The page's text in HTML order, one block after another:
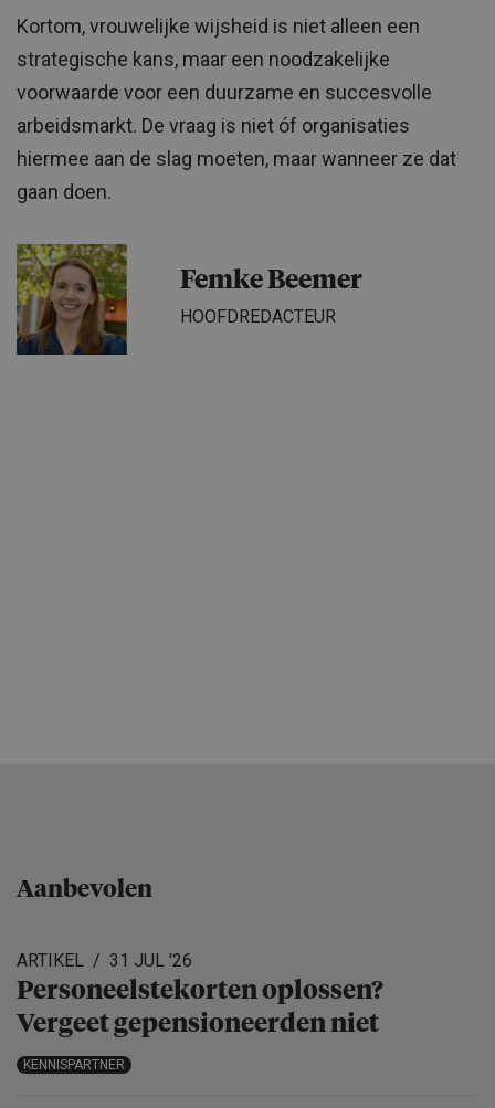
Kortom, vrouwelijke wijsheid is niet alleen een
strategische kans, maar een noodzakelijke
voorwaarde voor een duurzame en succesvolle
arbeidsmarkt. De vraag is niet óf organisaties
hiermee aan de slag moeten, maar wanneer ze dat
gaan doen.
Femke Beemer
HOOFDREDACTEUR
Aanbevolen
ARTIKEL 31 JUL '26
Personeels­te­korten oplossen?
Vergeet gepensio­neerden niet
KENNISPARTNER